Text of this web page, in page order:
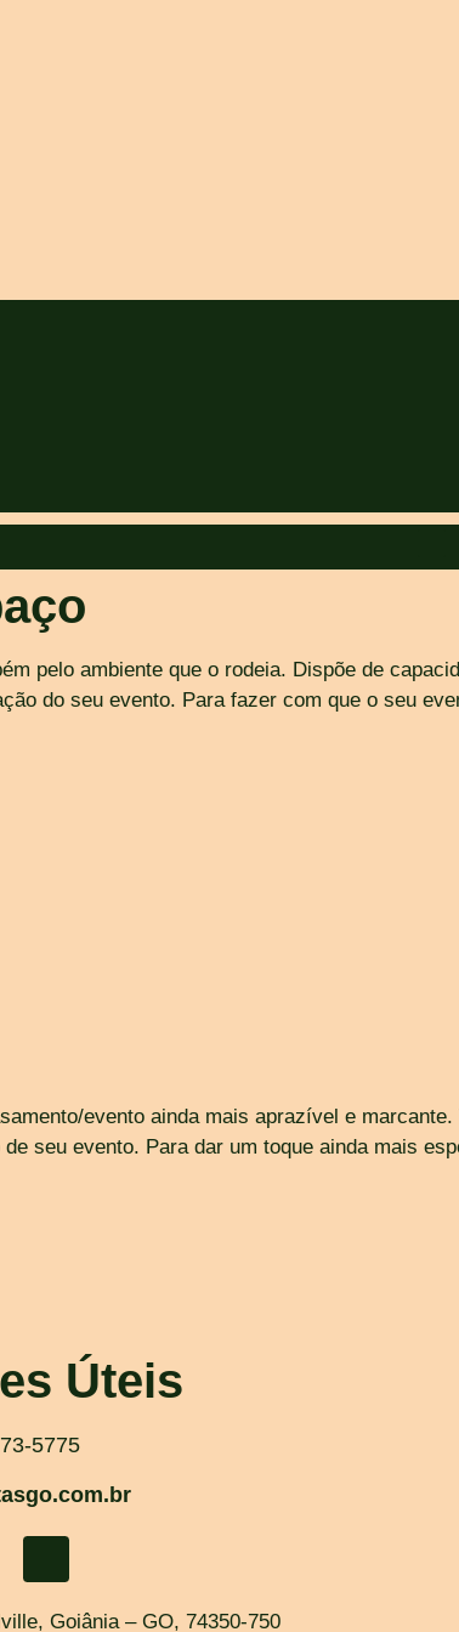
pelo ambiente que o rodeia. Dispõe de
do seu evento. Para fazer com que o seu
evento ainda mais aprazível e marcante.
seu evento. Para dar um toque ainda mais
Úteis
5775
Goiânia – GO, 74350-750